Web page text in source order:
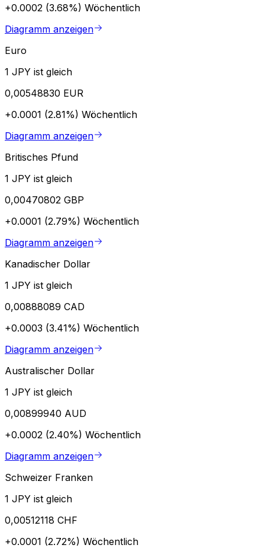
+0.0002 (3.68%) Wöchentlich
Diagramm anzeigen
Euro
1 JPY ist gleich
0,00548830 EUR
+0.0001 (2.81%) Wöchentlich
Diagramm anzeigen
Britisches Pfund
1 JPY ist gleich
0,00470802 GBP
+0.0001 (2.79%) Wöchentlich
Diagramm anzeigen
Kanadischer Dollar
1 JPY ist gleich
0,00888089 CAD
+0.0003 (3.41%) Wöchentlich
Diagramm anzeigen
Australischer Dollar
1 JPY ist gleich
0,00899940 AUD
+0.0002 (2.40%) Wöchentlich
Diagramm anzeigen
Schweizer Franken
1 JPY ist gleich
0,00512118 CHF
+0.0001 (2.72%) Wöchentlich